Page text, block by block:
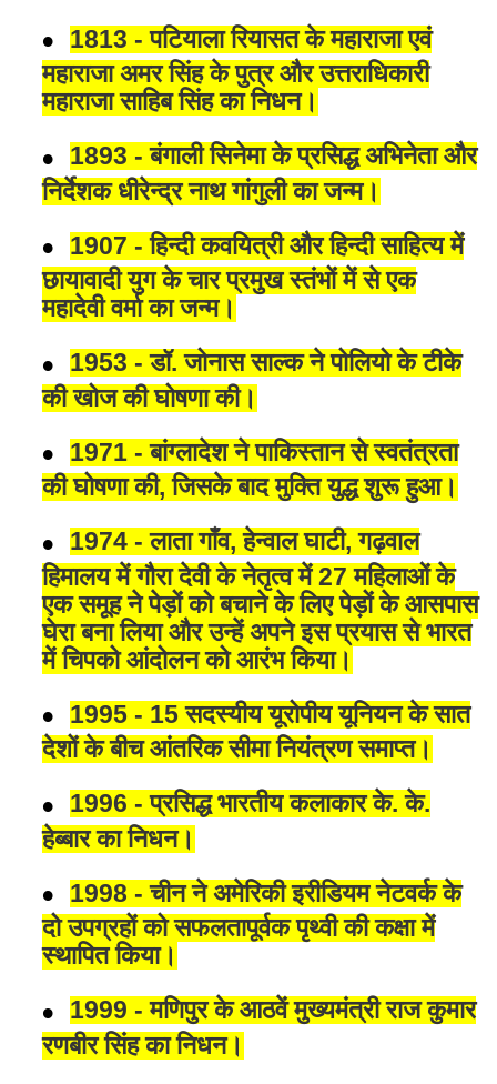
1813 - पटियाला रियासत के महाराजा एवं
महाराजा अमर सिंह के पुत्र और उत्तराधिकारी
महाराजा साहिब सिंह का निधन।
1893 - बंगाली सिनेमा के प्रसिद्ध अभिनेता और
निर्देशक धीरेन्द्र नाथ गांगुली का जन्म।
1907 - हिन्दी कवयित्री और हिन्दी साहित्य में
छायावादी युग के चार प्रमुख स्तंभों में से एक
महादेवी वर्मा का जन्म।
1953 - डॉ. जोनास साल्क ने पोलियो के टीके
की खोज की घोषणा की।
1971 - बांग्लादेश ने पाकिस्तान से स्वतंत्रता
की घोषणा की, जिसके बाद मुक्ति युद्ध शुरू हुआ।
1974 - लाता गाँव, हेन्वाल घाटी, गढ़वाल
हिमालय में गौरा देवी के नेतृत्व में 27 महिलाओं के
एक समूह ने पेड़ों को बचाने के लिए पेड़ों के आसपास
घेरा बना लिया और उन्हें अपने इस प्रयास से भारत
में चिपको आंदोलन को आरंभ किया।
1995 - 15 सदस्यीय यूरोपीय यूनियन के सात
देशों के बीच आंतरिक सीमा नियंत्रण समाप्त।
1996 - प्रसिद्ध भारतीय कलाकार के. के.
हेब्बार का निधन।
1998 - चीन ने अमेरिकी इरीडियम नेटवर्क के
दो उपग्रहों को सफलतापूर्वक पृथ्वी की कक्षा में
स्थापित किया।
1999 - मणिपुर के आठवें मुख्यमंत्री राज कुमार
रणबीर सिंह का निधन।